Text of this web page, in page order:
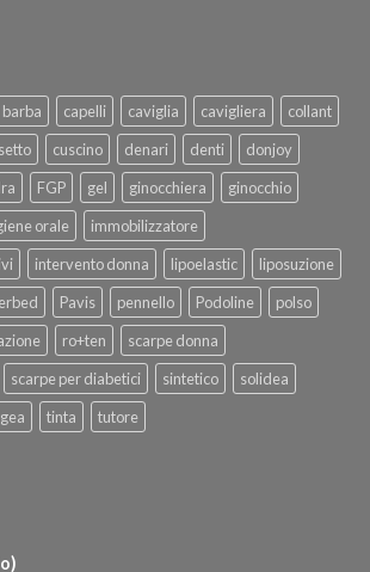
barba capelli caviglia cavigliera
collant
cuscino denari denti
donjoy
FGP gel ginocchiera
ginocchio
orale
immobilizzatore
intervento donna lipoelastic
liposuzione
Pavis pennello Podoline
polso
ro+ten
scarpe donna
scarpe per diabetici sintetico
solidea
tinta tutore